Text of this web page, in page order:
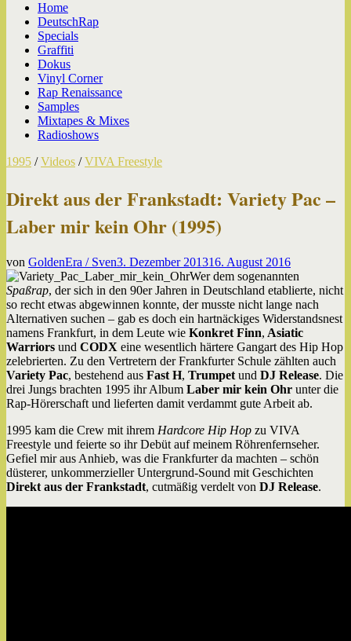
Home
DeutschRap
Specials
Graffiti
Dokus
Vinyl Corner
Rap Renaissance
Samples
Mixtapes & Mixes
Radioshows
1995 /Videos /VIVA Freestyle
Direkt aus der Frankstadt: Variety Pac –
Laber mir kein Ohr (1995)
von GoldenEra / Sven3. Dezember 201316. August 2016
Wer dem sogenannten
Spaßrap, der sich in den 90er Jahren in Deutschland etablierte, nicht
so recht etwas abgewinnen konnte, der musste nicht lange nach
Alternativen suchen – gab es doch ein hartnäckiges Widerstandsnest
namens Frankfurt, in dem Leute wie Konkret Finn, Asiatic
Warriors und CODX eine wesentlich härtere Gangart des Hip Hop
zelebrierten. Zu den Vertretern der Frankfurter Schule zählten auch
Variety Pac, bestehend aus Fast H, Trumpet und DJ Release. Die
drei Jungs brachten 1995 ihr Album Laber mir kein Ohr unter die
Rap-Hörerschaft und lieferten damit verdammt gute Arbeit ab.
1995 kam die Crew mit ihrem Hardcore Hip Hop zu VIVA
Freestyle und feierte so ihr Debüt auf meinem Röhrenfernseher.
Gefiel mir aus Anhieb, was die Frankfurter da machten – schön
düsterer, unkommerzieller Untergrund-Sound mit Geschichten
Direkt aus der Frankstadt, cutmäßig verdelt von DJ Release.